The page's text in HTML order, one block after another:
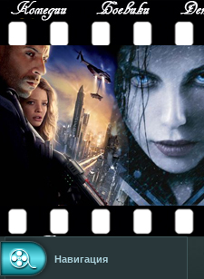
Навигация